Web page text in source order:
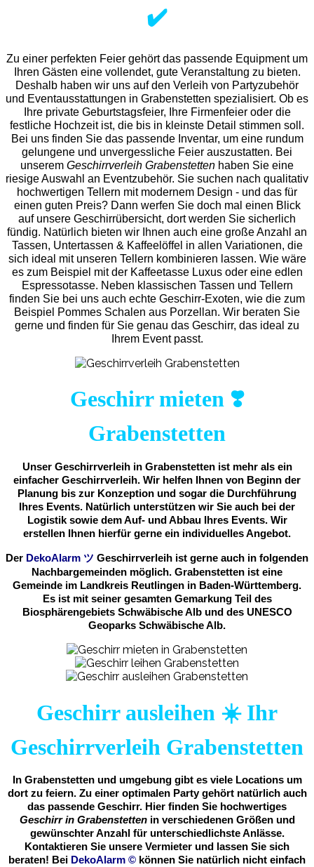
✔️
Zu einer perfekten Feier gehört das passende Equipment um
Ihren Gästen eine vollendet, gute Veranstaltung zu bieten.
Deshalb haben wir uns auf den Verleih von Partyzubehör
und Eventausstattungen in Grabenstetten spezialisiert. Ob es
Ihre private Geburtstagsfeier, Ihre Firmenfeier oder die
festliche Hochzeit ist, die bis in kleinste Detail stimmen soll.
Bei uns finden Sie das passende Inventar, um eine rundum
gelungene und unvergess liche Feier auszustatten. Bei
unserem Geschirrverleih Grabenstetten haben Sie eine
riesige Auswahl an Eventzubehör. Sie suchen nach qualitativ
hochwertigen Tellern mit modernem Design - und das für
einen guten Preis? Dann werfen Sie doch mal einen Blick
auf unsere Geschirrübersicht, dort werden Sie sicherlich
fündig. Natürlich bieten wir Ihnen auch eine große Anzahl an
Tassen, Untertassen & Kaffeelöffel in allen Variationen, die
sich ideal mit unseren Tellern kombinieren lassen. Wie wäre
es zum Beispiel mit der Kaffeetasse Luxus oder eine edlen
Espressotasse. Neben klassischen Tassen und Tellern
finden Sie bei uns auch echte Geschirr-Exoten, wie die zum
Beispiel Pommes Schalen aus Porzellan. Wir beraten Sie
gerne und finden für Sie genau das Geschirr, das ideal zu
Ihrem Event passt.
Geschirr mieten ❣️
Grabenstetten
Unser Geschirrverleih in Grabenstetten ist mehr als ein
einfacher Geschirrverleih. Wir helfen Ihnen von Beginn der
Planung bis zur Konzeption und sogar die Durchführung
Ihres Events. Natürlich unterstützen wir Sie auch bei der
Logistik sowie dem Auf- und Abbau Ihres Events. Wir
erstellen Ihnen hierfür gerne ein individuelles Angebot.
Der DekoAlarm ツ Geschirrverleih ist gerne auch in folgenden
Nachbargemeinden möglich. Grabenstetten ist eine
Gemeinde im Landkreis Reutlingen in Baden-Württemberg.
Es ist mit seiner gesamten Gemarkung Teil des
Biosphärengebiets Schwäbische Alb und des UNESCO
Geoparks Schwäbische Alb.
Geschirr ausleihen ☀️ Ihr
Geschirrverleih Grabenstetten
In Grabenstetten und umgebung gibt es viele Locations um
dort zu feiern. Zu einer optimalen Party gehört natürlich auch
das passende Geschirr. Hier finden Sie hochwertiges
Geschirr in Grabenstettenin verschiedenen Größen und
gewünschter Anzahl für unterschiedlichste Anlässe.
Kontaktieren Sie unsere Vermieter und lassen Sie sich
beraten! Bei DekoAlarm © können Sie natürlich nicht einfach